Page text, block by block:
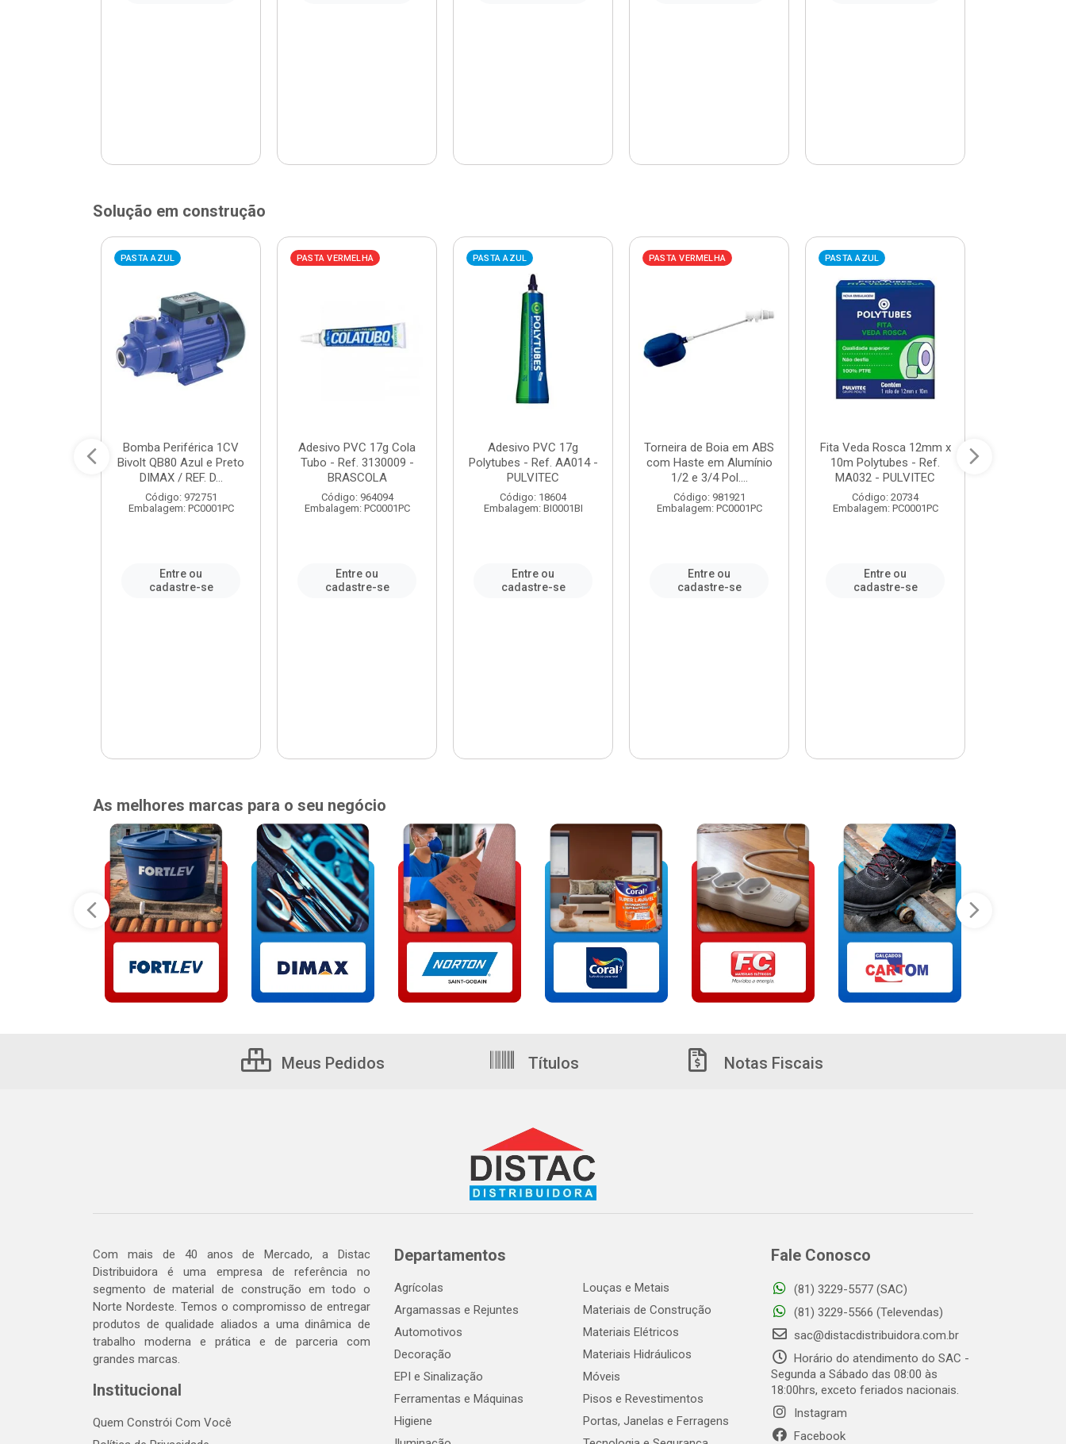
Solução em construção
PASTA AZUL
Bomba Periférica 1CV
Bivolt QB80 Azul e Preto
DIMAX / REF. D...
Código: 972751
Embalagem: PC0001PC
Entre ou
cadastre-se
PASTA VERMELHA
Adesivo PVC 17g Cola
Tubo - Ref. 3130009 -
BRASCOLA
Código: 964094
Embalagem: PC0001PC
Entre ou
cadastre-se
PASTA AZUL
Adesivo PVC 17g
Polytubes - Ref. AA014 -
PULVITEC
Código: 18604
Embalagem: BI0001BI
Entre ou
cadastre-se
PASTA VERMELHA
Torneira de Boia em ABS
com Haste em Alumínio
1/2 e 3/4 Pol....
Código: 981921
Embalagem: PC0001PC
Entre ou
cadastre-se
PASTA AZUL
Fita Veda Rosca 12mm x
10m Polytubes - Ref.
MA032 - PULVITEC
Código: 20734
Embalagem: PC0001PC
Entre ou
cadastre-se
As melhores marcas para o seu negócio
Meus Pedidos Títulos Notas Fiscais
Com mais de 40 anos de Mercado, a Distac
Distribuidora é uma empresa de referência no
segmento de material de construção em todo o
Norte Nordeste. Temos o compromisso de entregar
produtos de qualidade aliados a uma dinâmica de
trabalho moderna e prática e de parceria com
grandes marcas.
Institucional
Quem Constrói Com Você
Departamentos
Agrícolas
Argamassas e Rejuntes
Automotivos
Decoração
EPI e Sinalização
Ferramentas e Máquinas
Higiene
Louças e Metais
Materiais de Construção
Materiais Elétricos
Materiais Hidráulicos
Móveis
Pisos e Revestimentos
Portas, Janelas e Ferragens
Fale Conosco
(81) 3229-5577 (SAC)
(81) 3229-5566 (Televendas)
sac@distacdistribuidora.com.br
Horário do atendimento do SAC -
Segunda a Sábado das 08:00 às
18:00hrs, exceto feriados nacionais.
Instagram
Facebook